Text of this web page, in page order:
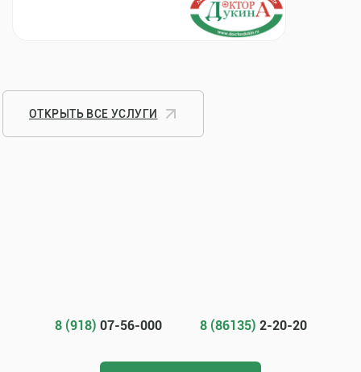
ОТКРЫТЬ ВСЕ УСЛУГИ
8 (918) 07-56-000 8 (86135) 2-20-20